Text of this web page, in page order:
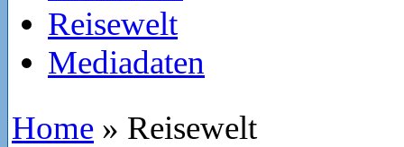
Reisewelt
Mediadaten
Home » Reisewelt